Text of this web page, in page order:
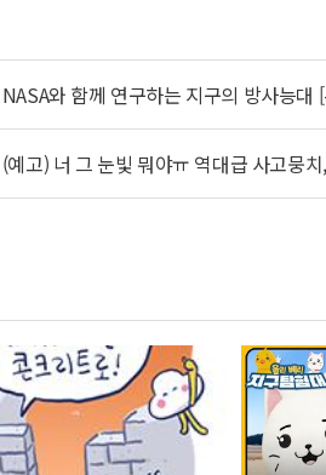
NASA와 함께 연구하는 지구의 방사능대
(예고) 너 그 눈빛 뭐야ㅠ 역대급 사고뭉